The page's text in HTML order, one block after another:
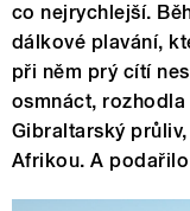
co nejrychlejší.
dálkové plavání,
při něm prý cítí
osmnáct,
Gibraltarský
Afrikou. A